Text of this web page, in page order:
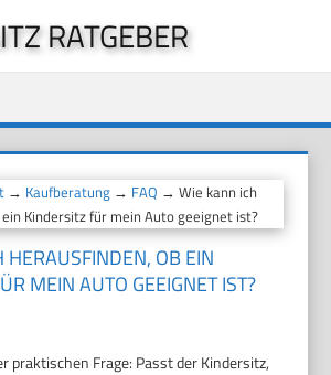
RATGEBER
→ Kaufberatung → FAQ → Wie kann ich
Kindersitz für mein Auto geeignet ist?
HERAUSFINDEN, OB EIN
MEIN AUTO GEEIGNET IST?
praktischen Frage: Passt der Kindersitz,